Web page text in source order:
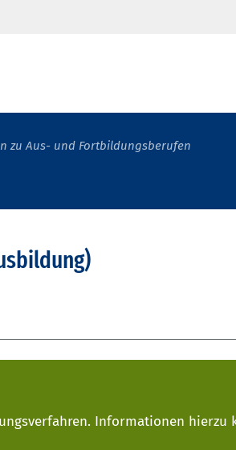
zu Aus- und Fortbildungsberufen
Informationen hierzu